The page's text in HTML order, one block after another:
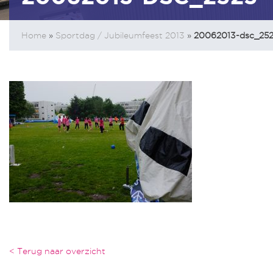
Home » Sportdag / Jubileumfeest 2013 » 20062013-
< Terug naar overzicht